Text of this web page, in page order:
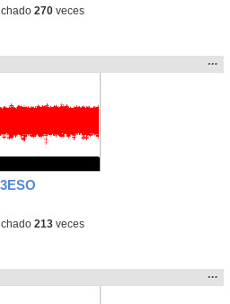
270 veces
en:
la
…
213 veces
en:
la
…